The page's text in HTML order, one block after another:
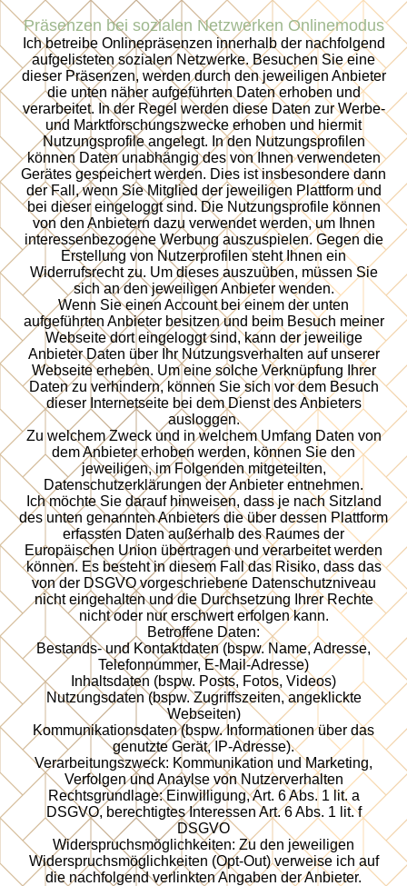
Präsenzen bei sozialen Netzwerken Onlinemodus
Ich betreibe Onlinepräsenzen innerhalb der nachfolgend
aufgelisteten sozialen Netzwerke. Besuchen Sie eine
dieser Präsenzen, werden durch den jeweiligen Anbieter
die unten näher aufgeführten Daten erhoben und
verarbeitet. In der Regel werden diese Daten zur Werbe-
und Marktforschungszwecke erhoben und hiermit
Nutzungsprofile angelegt. In den Nutzungsprofilen
können Daten unabhängig des von Ihnen verwendeten
Gerätes gespeichert werden. Dies ist insbesondere dann
der Fall, wenn Sie Mitglied der jeweiligen Plattform und
bei dieser eingeloggt sind. Die Nutzungsprofile können
von den Anbietern dazu verwendet werden, um Ihnen
interessenbezogene Werbung auszuspielen. Gegen die
Erstellung von Nutzerprofilen steht Ihnen ein
Widerrufsrecht zu. Um dieses auszuüben, müssen Sie
sich an den jeweiligen Anbieter wenden.
Wenn Sie einen Account bei einem der unten
aufgeführten Anbieter besitzen und beim Besuch meiner
Webseite dort eingeloggt sind, kann der jeweilige
Anbieter Daten über Ihr Nutzungsverhalten auf unserer
Webseite erheben. Um eine solche Verknüpfung Ihrer
Daten zu verhindern, können Sie sich vor dem Besuch
dieser Internetseite bei dem Dienst des Anbieters
ausloggen.
Zu welchem Zweck und in welchem Umfang Daten von
dem Anbieter erhoben werden, können Sie den
jeweiligen, im Folgenden mitgeteilten,
Datenschutzerklärungen der Anbieter entnehmen.
Ich möchte Sie darauf hinweisen, dass je nach Sitzland
des unten genannten Anbieters die über dessen Plattform
erfassten Daten außerhalb des Raumes der
Europäischen Union übertragen und verarbeitet werden
können. Es besteht in diesem Fall das Risiko, dass das
von der DSGVO vorgeschriebene Datenschutzniveau
nicht eingehalten und die Durchsetzung Ihrer Rechte
nicht oder nur erschwert erfolgen kann.
Betroffene Daten:
Bestands- und Kontaktdaten (bspw. Name, Adresse,
Telefonnummer, E-Mail-Adresse)
Inhaltsdaten (bspw. Posts, Fotos, Videos)
Nutzungsdaten (bspw. Zugriffszeiten, angeklickte
Webseiten)
Kommunikationsdaten (bspw. Informationen über das
genutzte Gerät, IP-Adresse).
Verarbeitungszweck: Kommunikation und Marketing,
Verfolgen und Anaylse von Nutzerverhalten
Rechtsgrundlage: Einwilligung, Art. 6 Abs. 1 lit. a
DSGVO, berechtigtes Interessen Art. 6 Abs. 1 lit. f
DSGVO
Widerspruchsmöglichkeiten: Zu den jeweiligen
Widerspruchsmöglichkeiten (Opt-Out) verweise ich auf
die nachfolgend verlinkten Angaben der Anbieter.